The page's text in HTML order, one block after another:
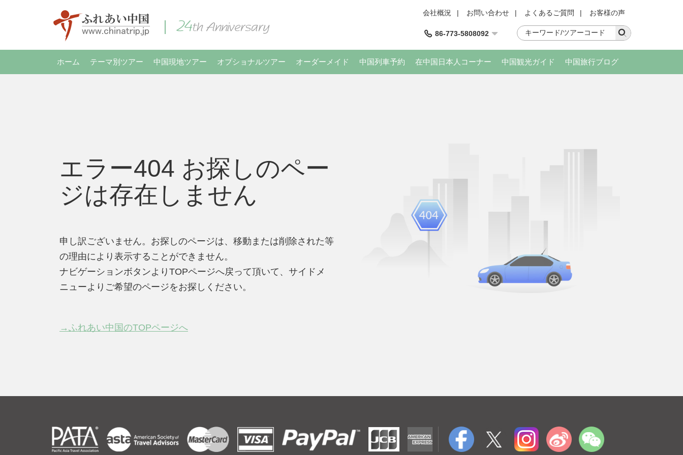
会社概況 | お問い合わせ | よくあるご質問 | お客様の声
86-773-5808092
ホーム テーマ別ツアー 中国現地ツアー オプショナルツアー オーダーメイド 中国列車予約 在中国日本人コーナー 中国観光ガイド 中国旅行ブログ
エラー404 お探しのペー
ジは存在しません
申し訳ございません。お探しのページは、移動または削除された等
の理由により表示することができません。
ナビゲーションボタンよりTOPページへ戻って頂いて、サイドメ
ニューよりご希望のページをお探しください。
→ふれあい中国のTOPページへ